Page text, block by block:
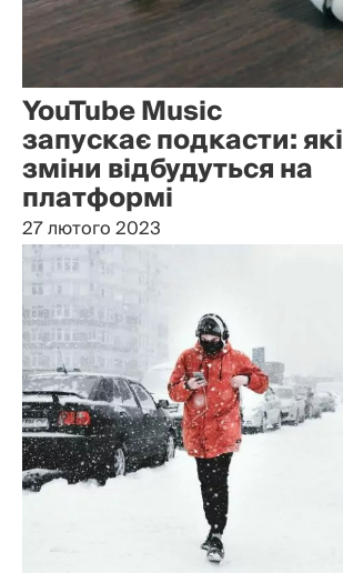
YouTube Music
запускає подкасти: які
зміни відбудуться на
платформі
27 лютого 2023